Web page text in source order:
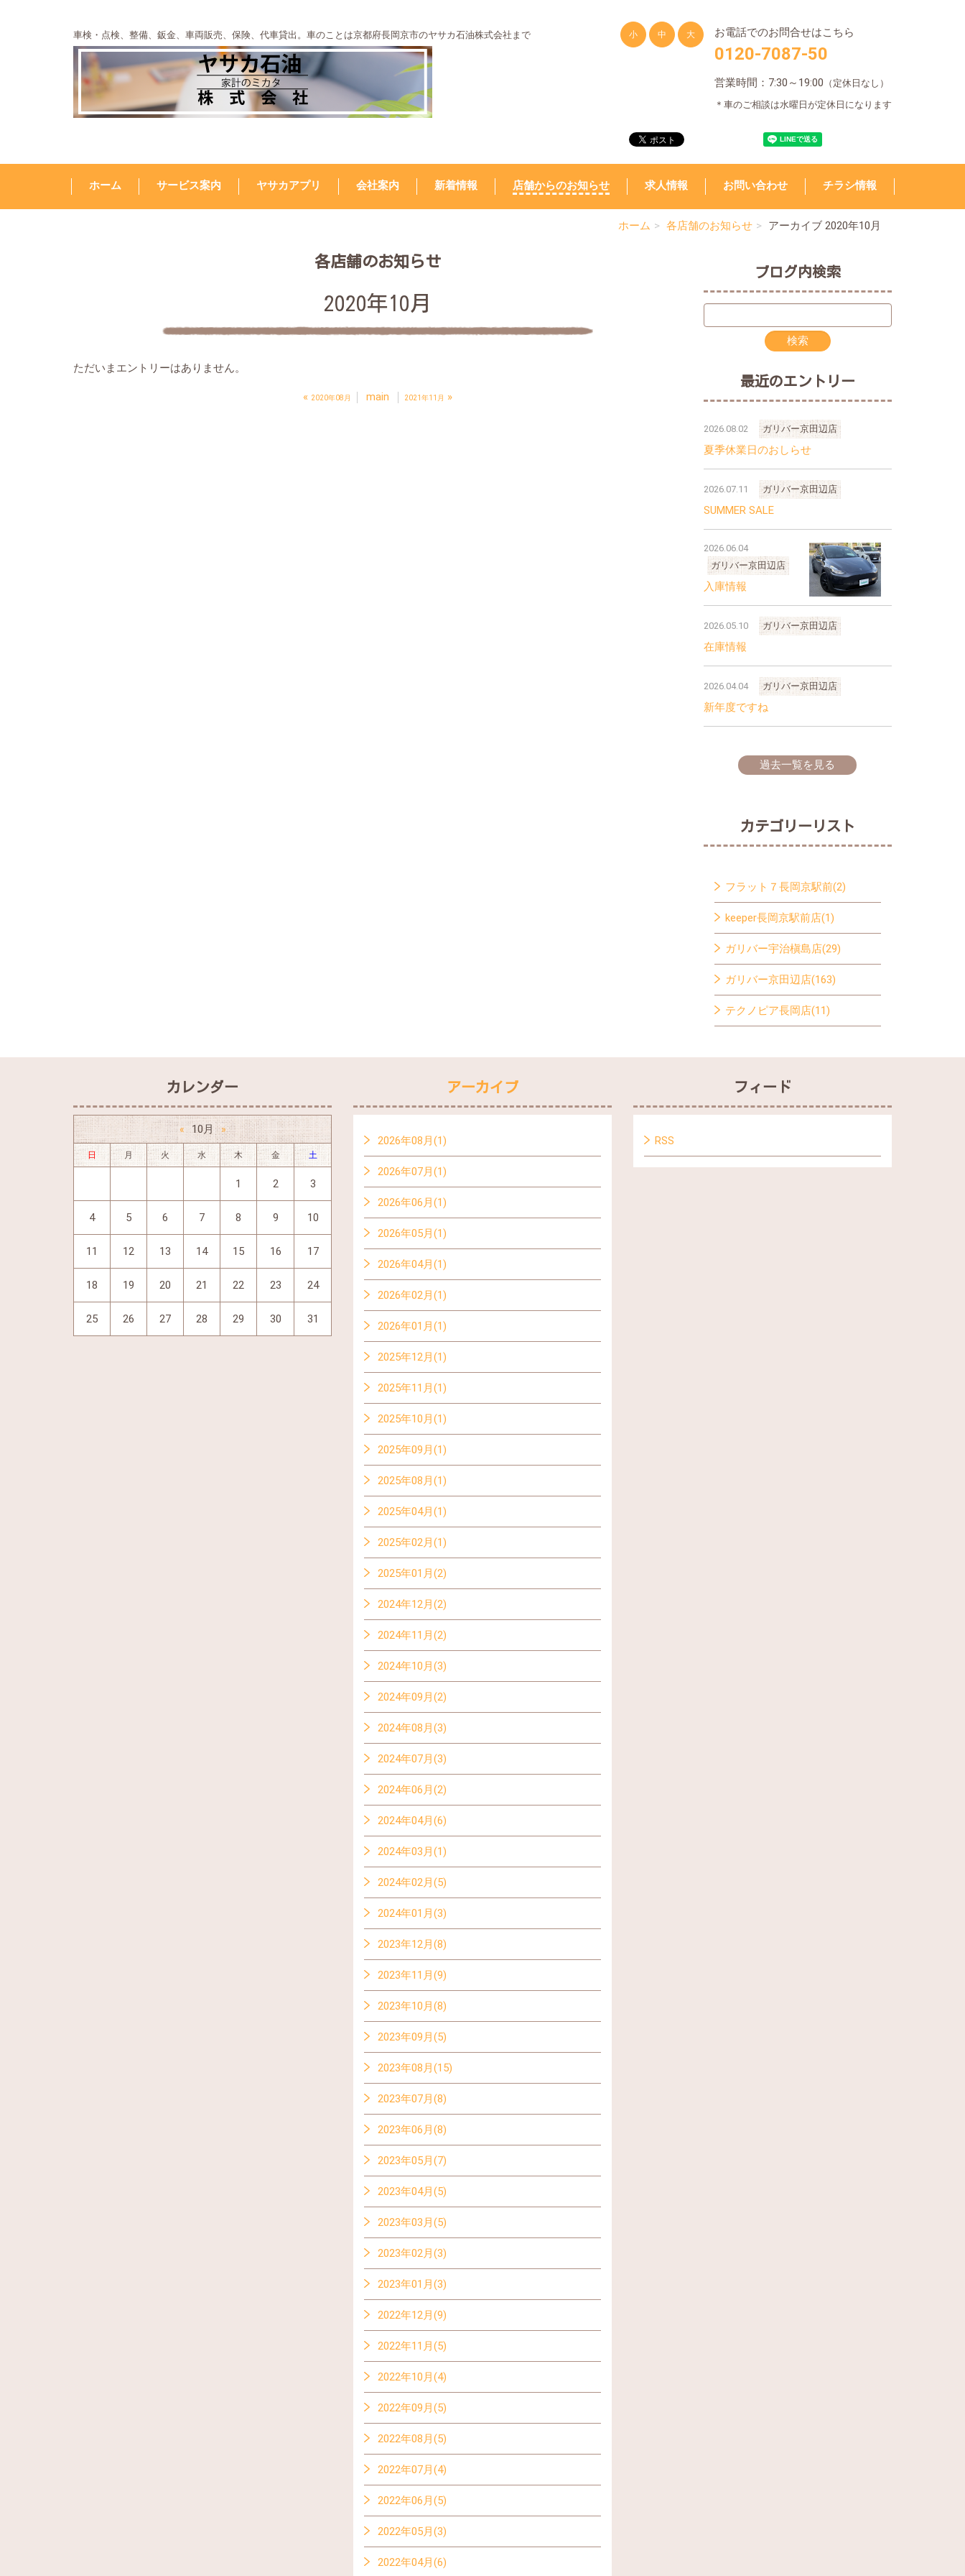
車検・点検、整備、鈑金、車両販売、保険、代車貸出。車のことは京都府長岡京市のヤサカ石油株式会社まで お電話でのお問合せはこちら
0120-7087-50
営業時間：7:30～19:00 （定休日なし）
＊車のご相談は水曜日が定休日になります
小 中 大
ホーム サービス案内 ヤサカアプリ 会社案内 新着情報 店舗からのお知らせ 求人情報 お問い合わせ チラシ情報
ホーム 各店舗のお知らせ アーカイブ 2020年10月
各店舗のお知らせ
2020年10月
ただいまエントリーはありません。
« 2020年08月 main 2021年11月 »
ブログ内検索
最近のエントリー
2026.08.02 ガリバー京田辺店
夏季休業日のおしらせ
2026.07.11 ガリバー京田辺店
SUMMER SALE
2026.06.04
ガリバー京田辺店
入庫情報
2026.05.10 ガリバー京田辺店
在庫情報
2026.04.04 ガリバー京田辺店
新年度ですね
過去一覧を見る
カテゴリーリスト
フラット７長岡京駅前(2)
keeper長岡京駅前店(1)
ガリバー宇治槇島店(29)
ガリバー京田辺店(163)
テクノピア長岡店(11)
カレンダー
« 10月 »
日 月 火 水 木 金 土
1 2 3
4 5 6 7 8 9 10
11 12 13 14 15 16 17
18 19 20 21 22 23 24
25 26 27 28 29 30 31
アーカイブ
2026年08月(1)
2026年07月(1)
2026年06月(1)
2026年05月(1)
2026年04月(1)
2026年02月(1)
2026年01月(1)
2025年12月(1)
2025年11月(1)
2025年10月(1)
2025年09月(1)
2025年08月(1)
2025年04月(1)
2025年02月(1)
2025年01月(2)
2024年12月(2)
2024年11月(2)
2024年10月(3)
2024年09月(2)
2024年08月(3)
2024年07月(3)
2024年06月(2)
2024年04月(6)
2024年03月(1)
2024年02月(5)
2024年01月(3)
2023年12月(8)
2023年11月(9)
2023年10月(8)
2023年09月(5)
2023年08月(15)
2023年07月(8)
2023年06月(8)
2023年05月(7)
2023年04月(5)
2023年03月(5)
2023年02月(3)
2023年01月(3)
2022年12月(9)
2022年11月(5)
2022年10月(4)
2022年09月(5)
2022年08月(5)
2022年07月(4)
2022年06月(5)
2022年05月(3)
2022年04月(6)
フィード
RSS